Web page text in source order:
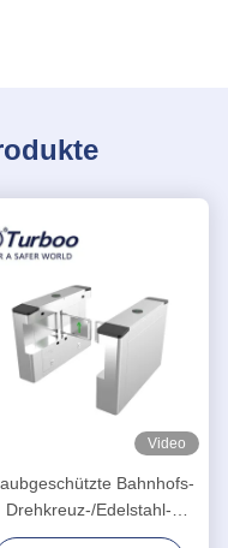
Video
Bahnhofs-
Drehkreuz-/Edelstahl-
Zugriffskontrolle